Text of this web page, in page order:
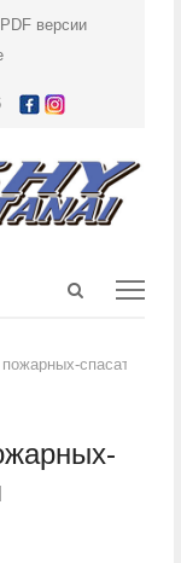
версии
Open
спасателей